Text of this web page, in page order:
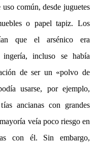
común, desde juguetes
o papel tapiz. Los
que el arsénico era
incluso se había
de ser un «polvo de
usarse, por ejemplo,
ancianas con grandes
veía poco riesgo en
con él. Sin embargo,